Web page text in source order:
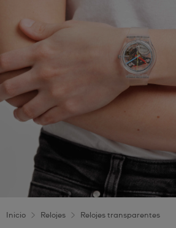
Inicio Relojes Relojes transparentes